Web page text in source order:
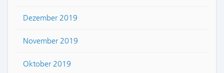
Dezember 2019
November 2019
Oktober 2019